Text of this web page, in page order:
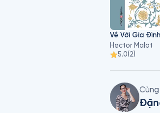
Về Với Gia Đình
Hector Malot
5.0(2)